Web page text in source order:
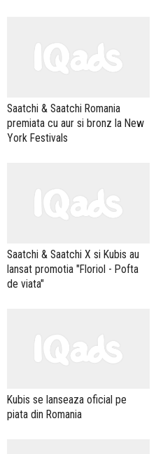
Saatchi & Saatchi Romania
premiata cu aur si bronz la New
York Festivals
Saatchi & Saatchi X si Kubis au
lansat promotia "Floriol - Pofta
de viata"
Kubis se lanseaza oficial pe
piata din Romania